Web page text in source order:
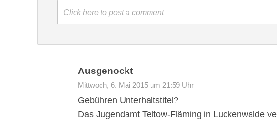
Click here to post a comment
Ausgenockt
Mittwoch, 6. Mai 2015 um 21:59 Uhr
Gebühren Unterhaltstitel?
Das Jugendamt Teltow-Fläming in Luckenwalde